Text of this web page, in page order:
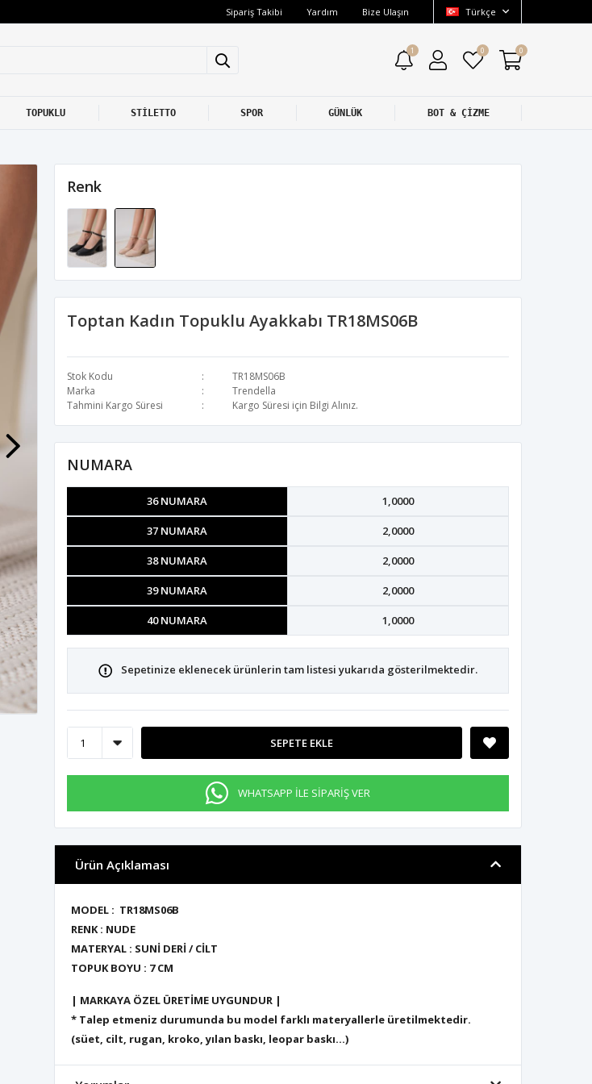
Sipariş Takibi Yardım Bize Ulaşın Türkçe
1 0 0
TOPUKLU STİLETTO SPOR GÜNLÜK BOT & ÇİZME
Toptan Kadın Topuklu Ayakkabı TR18MS06B
Stok Kodu
TR18MS06B
Marka
Trendella
Tahmini Kargo Süresi
Kargo Süresi için Bilgi Alınız.
Renk
NUMARA
36 NUMARA 1,0000
37 NUMARA 2,0000
38 NUMARA 2,0000
39 NUMARA 2,0000
40 NUMARA 1,0000
Sepetinize eklenecek ürünlerin tam listesi yukarıda gösterilmektedir.
SEPETE EKLE
WHATSAPP İLE SİPARİŞ VER
Ürün Açıklaması
MODEL : TR18MS06B
RENK : NUDE
MATERYAL : SUNİ DERİ / CİLT
TOPUK BOYU : 7CM
| MARKAYA ÖZEL ÜRETİME UYGUNDUR |
* Talep etmeniz durumunda bu model farklı materyallerle üretilmektedir.
(süet, cilt, rugan, kroko, yılan baskı, leopar baskı...)